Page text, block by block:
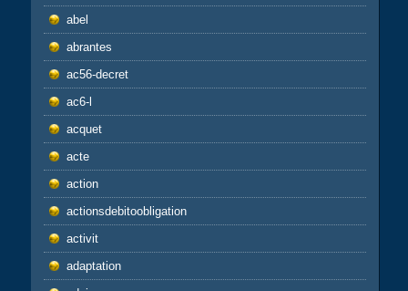
abel
abrantes
ac56-decret
ac6-l
acquet
acte
action
actionsdebitoobligation
activit
adaptation